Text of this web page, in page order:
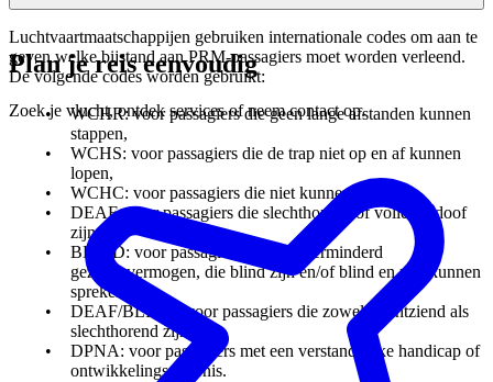
Luchtvaartmaatschappijen gebruiken internationale codes om aan te
geven welke bijstand aan PRM-passagiers moet worden verleend.
De volgende codes worden gebruikt:
WCHR: voor passagiers die geen lange afstanden kunnen
stappen,
WCHS: voor passagiers die de trap niet op en af kunnen
lopen,
WCHC: voor passagiers die niet kunnen stappen,
DEAF: voor passagiers die slechthorend of volledig doof
zijn,
BLIND: voor passagiers met een verminderd
gezichtsvermogen, die blind zijn en/of blind en niet kunnen
spreken,
DEAF/BLIND: voor passagiers die zowel slechtziend als
slechthorend zijn,
DPNA: voor passagiers met een verstandelijke handicap of
ontwikkelingsstoornis.
Plan je reis eenvoudig
Zoek je vlucht, ontdek services of neem contact op.